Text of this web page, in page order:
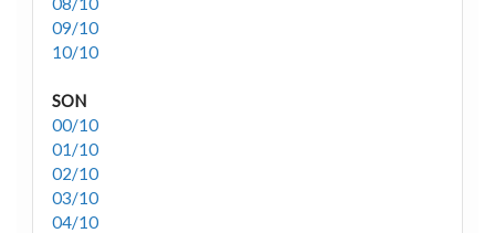
09/10
10/10
SON
00/10
01/10
02/10
03/10
04/10